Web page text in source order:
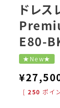
ドレ
E80-
★New★
¥
[ 250 ポイ